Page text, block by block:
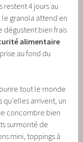
restent 4 jours au
le granola attend en
dégustent bien frais
alimentaire
au fond du
tout le monde
arrivent, un
concombre bien
surmonté de
mini, toppings à